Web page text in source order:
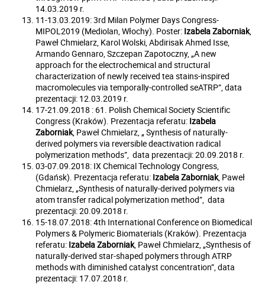
14.03.2019 r.
11-13.03.2019: 3rd Milan Polymer Days Congress-
MIPOL2019 (Mediolan, Włochy). Poster: Izabela Zaborniak,
Paweł Chmielarz, Karol Wolski, Abdirisak Ahmed Isse,
Armando Gennaro, Szczepan Zapotoczny, „A new
approach for the electrochemical and structural
characterization of newly received tea stains-inspired
macromolecules via temporally-controlled seATRP”, data
prezentacji: 12.03.2019 r.
17-21.09.2018 : 61. Polish Chemical Society Scientific
Congress (Kraków). Prezentacja referatu: Izabela
Zaborniak, Paweł Chmielarz, „ Synthesis of naturally-
derived polymers via reversible deactivation radical
polymerization methods”, data prezentacji: 20.09.2018 r.
03-07.09.2018: IX Chemical Technology Congress,
(Gdańsk). Prezentacja referatu: Izabela Zaborniak, Paweł
Chmielarz, „Synthesis of naturally-derived polymers via
atom transfer radical polymerization method”, data
prezentacji: 20.09.2018 r.
15-18.07.2018: 4th International Conference on Biomedical
Polymers & Polymeric Biomaterials (Kraków). Prezentacja
referatu: Izabela Zaborniak, Paweł Chmielarz, „Synthesis of
naturally-derived star-shaped polymers through ATRP
methods with diminished catalyst concentration”, data
prezentacji: 17.07.2018 r.